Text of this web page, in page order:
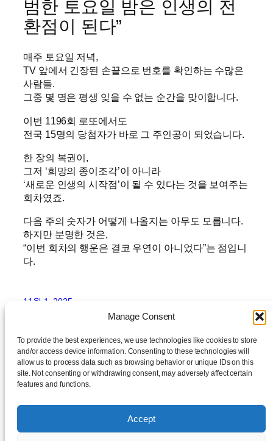
Manage Consent
To provide the best experiences, we use technologies like cookies to store
and/or access device information. Consenting to these technologies will
allow us to process data such as browsing behavior or unique IDs on this
site. Not consenting or withdrawing consent, may adversely affect certain
features and functions.
Accept
범한 토요일 밤은 인생의 전
환점이 된다”
매주 토요일 저녁,
TV 앞에서 긴장된 손끝으로 번호를 확인하는 수많은
사람들.
그중 몇 명은 평생 잊을 수 없는 순간을 맞이합니다.
이번 1196회 로또에서도
전국 15명의 당첨자가 바로 그 주인공이 되었습니다.
한 장의 복권이,
그저 ‘희망의 종이조각’이 아니라
‘새로운 인생의 시작점’이 될 수 있다는 것을 보여주는
회차였죠.
다음 주의 숫자가 어떻게 나올지는 아무도 모릅니다.
하지만 분명한 것은,
“이번 회차의 행운은 결코 우연이 아니었다”는 점입니
다.
11월 1, 2025
daylog